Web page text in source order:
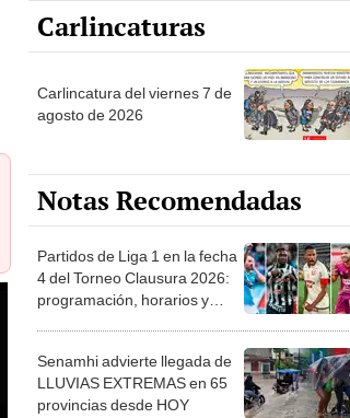
Carlincaturas
Carlincatura del viernes 7 de
agosto de 2026
Notas Recomendadas
Partidos de Liga 1 en la fecha
4 del Torneo Clausura 2026:
programación, horarios y
Senamhi advierte llegada de
LLUVIAS EXTREMAS en 65
provincias desde HOY